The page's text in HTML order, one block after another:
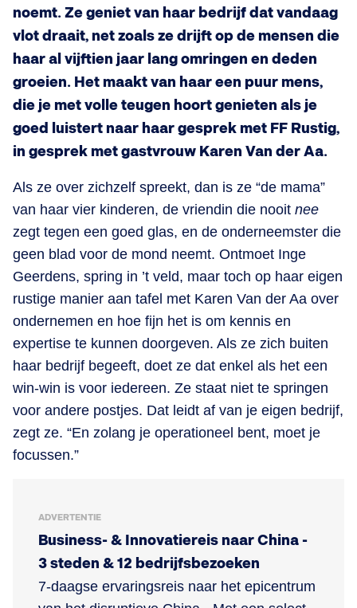
noemt. Ze geniet van haar bedrijf dat vandaag
vlot draait, net zoals ze drijft op de mensen die
haar al vijftien jaar lang omringen en deden
groeien. Het maakt van haar een puur mens,
die je met volle teugen hoort genieten als je
goed luistert naar haar gesprek met FF Rustig,
in gesprek met gastvrouw Karen Van der Aa.
Als ze over zichzelf spreekt, dan is ze “de mama”
van haar vier kinderen, de vriendin die nooit nee
zegt tegen een goed glas, en de onderneemster die
geen blad voor de mond neemt. Ontmoet Inge
Geerdens, spring in ’t veld, maar toch op haar eigen
rustige manier aan tafel met Karen Van der Aa over
ondernemen en hoe fijn het is om kennis en
expertise te kunnen doorgeven. Als ze zich buiten
haar bedrijf begeeft, doet ze dat enkel als het een
win-win is voor iedereen. Ze staat niet te springen
voor andere postjes. Dat leidt af van je eigen bedrijf,
zegt ze. “En zolang je operationeel bent, moet je
focussen.”
ADVERTENTIE
Business- & Innovatiereis naar China -
3 steden & 12 bedrijfsbezoeken
7-daagse ervaringsreis naar het epicentrum